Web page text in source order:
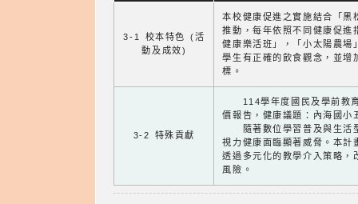
3-1 校本特色 (活
動及成效)
本校健康促進之實施結合「黑
推動，每年依照不同健康促進
健康樂活班」，「小太陽農
學生有正確的飲食觀念，並增
標。
3-2 特殊貢獻
114學年度國民及學前教育
價報告，健康議題：內海國小
隨著數位學習普及與生活
視力健康面臨顯著威脅。本計
透過多元化的教學介入策略，
風險。